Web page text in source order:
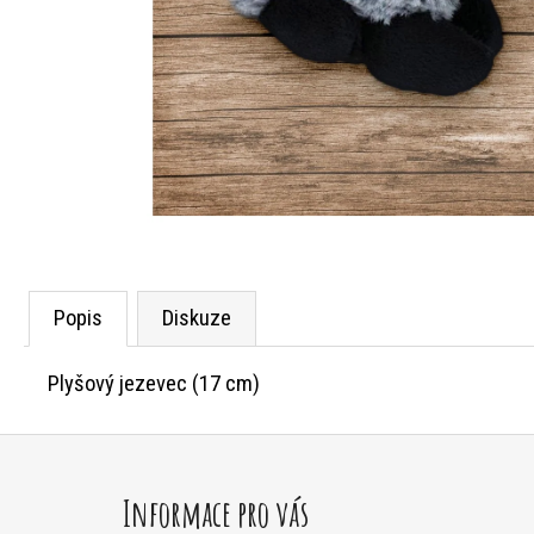
Popis Diskuze
Plyšový jezevec (17 cm)
Informace pro vás